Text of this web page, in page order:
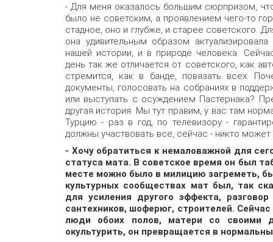
- Для меня оказалось большим сюрпризом,
было не советским, а проявлением чего-то
стадное, оно и глубже, и старее советского.
она удивительным образом
нашей истории, и в природе человека.
день так же отличается от советского, как
стремится, как в банде, повязать всех.
документы, голосовать на собраниях в
или выступать с осуждением Пастернака?
другая история. Мы тут правим, у вас там
Турцию - раз в год, по телевизору -
должны участвовать все, сейчас - никто
- Хочу обратиться к немаловажной для
статуса мата. В советское время он был
месте можно было в милицию загреметь,
культурных сообществах мат был, так
для усиления другого эффекта,
сантехников, шоферюг, строителей.
люди обоих полов, матери со
окультурить, он превращается в